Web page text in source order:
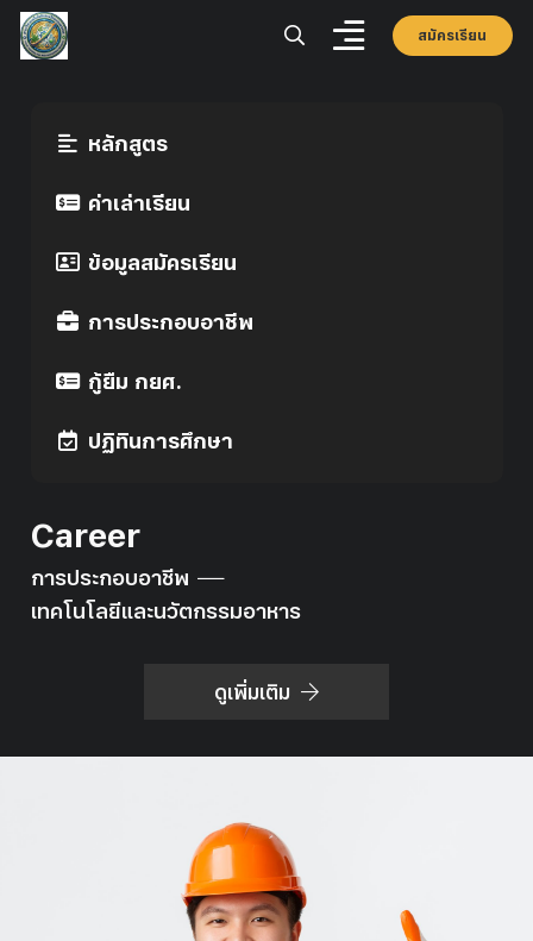
สมัครเรียน
หลักสูตร
ค่าเล่าเรียน
ข้อมูลสมัครเรียน
การประกอบอาชีพ
กู้ยืม กยศ.
ปฏิทินการศึกษา
Career
การประกอบอาชีพ
เทคโนโลยีและนวัตกรรมอาหาร
ดูเพิ่มเติม